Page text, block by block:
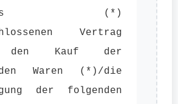
uns (*)
Vertrag
den Kauf der
Waren (*)/die
der folgenden